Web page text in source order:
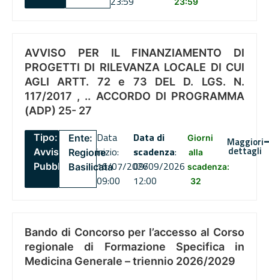
AVVISO PER IL FINANZIAMENTO DI
PROGETTI DI RILEVANZA LOCALE DI CUI
AGLI ARTT. 72 e 73 DEL D. LGS. N.
117/2017 , .. ACCORDO DI PROGRAMMA
(ADP) 25- 27
Tipo:
Avviso
Pubblico
Ente:
Regione
Basilicata
Data
inizio:
16/07/2026
09:00
Data di
scadenza:
09/09/2026
12:00
Giorni
alla
scadenza:
32
Maggiori
dettagli
Bando di Concorso per l’accesso al Corso
regionale di Formazione Specifica in
Medicina Generale – triennio 2026/2029